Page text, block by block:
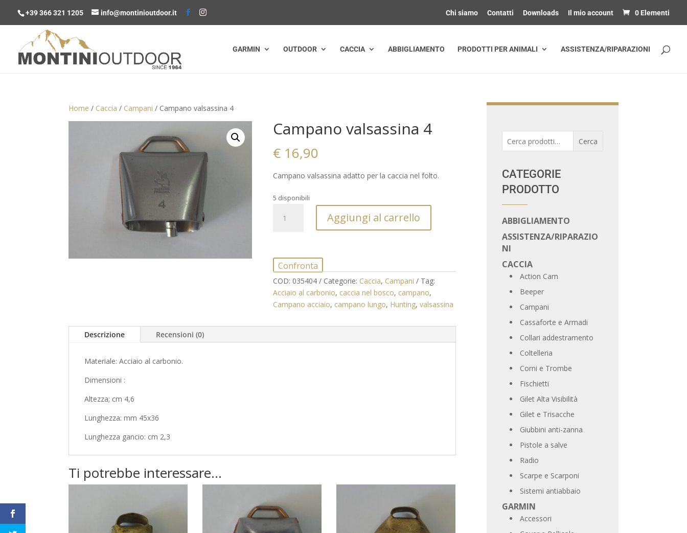
+39 366 321 1205 info@montinioutdoor.it Chi siamo Contatti Downloads Il mio account 0 Elementi
GARMIN OUTDOOR CACCIA ABBIGLIAMENTO PRODOTTI PER ANIMALI ASSISTENZA/RIPARAZIONI
Home / Caccia / Campani / Campano valsassina 4
Campano valsassina 4
€ 16,90
Campano valsassina adatto per la caccia nel folto.
5 disponibili
valsassina
Aggiungi al carrello
Confronta
COD: 035404 Categorie: Caccia, Campani
Tag:
Acciaio al carbonio, caccia nel bosco, campano,
Campano acciaio, campano lungo, Hunting,valsassina
Descrizione Recensioni (0)
Materiale: Acciaio al carbonio.
Dimensioni :
Altezza; cm 4,6
Lunghezza: mm 45x36
Lunghezza gancio: cm 2,3
Ti potrebbe interessare…
Cerca
CATEGORIE
PRODOTTO
ABBIGLIAMENTO
ASSISTENZA/RIPARAZIO
NI
CACCIA
Action Cam
Beeper
Campani
Cassaforte e Armadi
Collari addestramento
Coltelleria
Corni e Trombe
Fischietti
Gilet Alta Visibilità
Gilet e Trisacche
Giubbini anti-zanna
Pistole a salve
Radio
Scarpe e Scarponi
Sistemi antiabbaio
GARMIN
Accessori